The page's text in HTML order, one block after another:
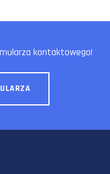
kontaktowego!